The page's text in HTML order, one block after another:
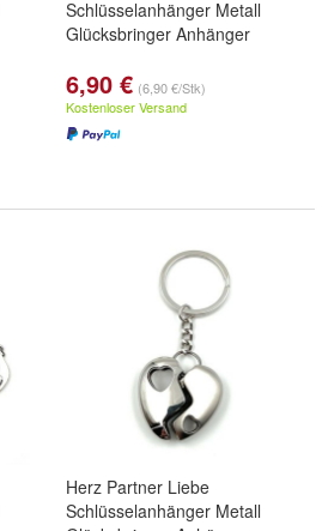
Schlüsselanhänger Metall
Glücksbringer Anhänger
6,90 € (6,90 €/Stk)
Kostenloser Versand
Herz Partner Liebe
Schlüsselanhänger Metall